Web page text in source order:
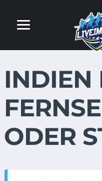
INDIEN
ODER